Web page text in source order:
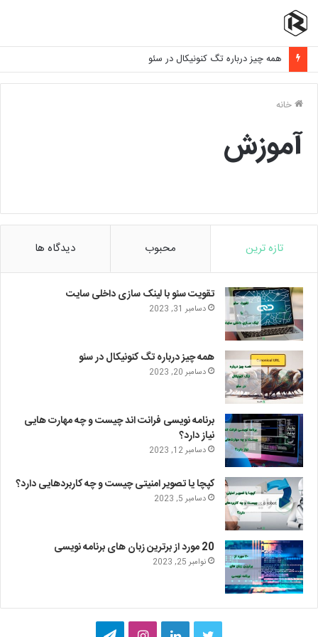
همه چیز درباره تگ کنونیکال در سئو
خانه
آموزش
تازه ترین محبوب دیدگاه ها
تقویت سئو با لینک سازی داخلی سایت
دسامبر 31, 2023
همه چیز درباره تگ کنونیکال در سئو
دسامبر 20, 2023
برنامه نویسی فرانت اند چیست و چه مهارت هایی
نیاز دارد؟
دسامبر 12, 2023
کپچا یا تصویر امنیتی چیست و چه کاربردهایی دارد؟
دسامبر 5, 2023
20 مورد از برترین زبان های برنامه نویسی
نوامبر 25, 2023